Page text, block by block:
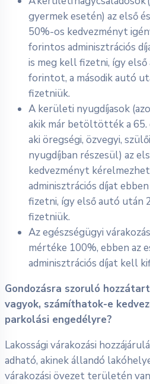
gyermek esetén) az első
50%-os kedvezményt
forintos adminisztrációs
is meg kell fizetni, így
forintot, a második autó
fizetniük.
A kerületi nyugdíjasok
akik már betöltötték a 65.
aki öregségi, özvegyi,
nyugdíjban részesül) az
kedvezményt
adminisztrációs díjat
fizetni, így első autó
fizetniük.
Az egészségügyi
mértéke 100%, ebben az
adminisztrációs díjat kell
Gondozásra szoruló
vagyok, számíthatok-e
parkolási engedélyre?
Lakossági várakozási
adható, akinek állandó
várakozási övezet területén